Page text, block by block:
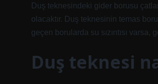
Duş teknesindeki gider borusu
olacaktır. Duş teknesinin temas
geçen borularda su sızıntısı
Duş teknesi